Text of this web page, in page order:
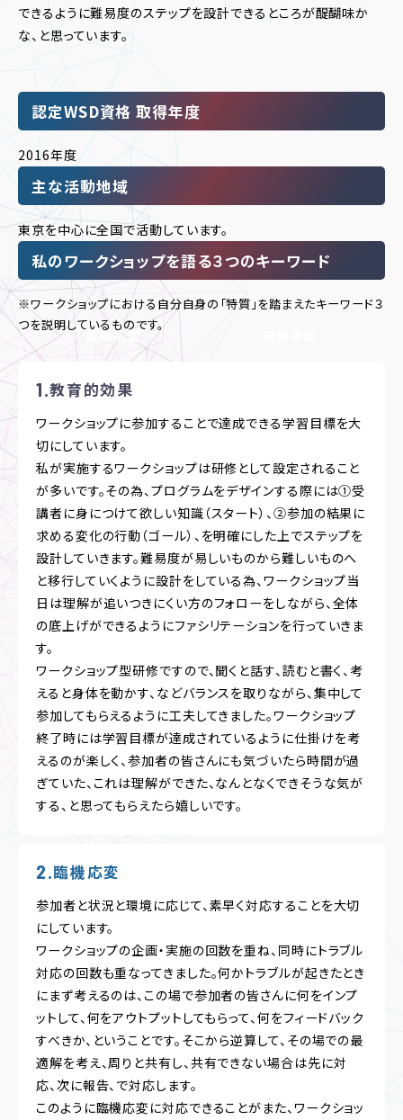
できるように難易度のステップを設計できるところが醍醐味か
な、と思っています。
認定WSD資格 取得年度
2016年度
主な活動地域
東京を中心に全国で活動しています。
私のワークショップを語る３つのキーワード
※ワークショップにおける自分自身の「特質」を踏まえたキーワード３
つを説明しているものです。
臨機応変
教育的効果
ワークショップに参加することで達成できる学習目標を大
切にしています。
私が実施するワークショップは研修として設定されること
が多いです。その為、プログラムをデザインする際には①受
講者に身につけて欲しい知識（スタート）、②参加の結果に
求める変化の行動（ゴール）、を明確にした上でステップを
設計していきます。難易度が易しいものから難しいものへ
と移行していくように設計をしている為、ワークショップ当
日は理解が追いつきにくい方のフォローをしながら、全体
の底上げができるようにファシリテーションを行っていきま
す。
ワークショップ型研修ですので、聞くと話す、読むと書く、考
えると身体を動かす、などバランスを取りながら、集中して
参加してもらえるように工夫してきました。ワークショップ
終了時には学習目標が達成されているように仕掛けを考
えるのが楽しく、参加者の皆さんにも気づいたら時間が過
ぎていた、これは理解ができた、なんとなくできそうな気が
する、と思ってもらえたら嬉しいです。
臨機応変
参加者と状況と環境に応じて、素早く対応することを大切
にしています。
ワークショップの企画・実施の回数を重ね、同時にトラブル
対応の回数も重なってきました。何かトラブルが起きたとき
にまず考えるのは、この場で参加者の皆さんに何をインプ
ットして、何をアウトプットしてもらって、何をフィードバック
すべきか、ということです。そこから逆算して、その場での最
適解を考え、周りと共有し、共有できない場合は先に対
応、次に報告、で対応します。
このように臨機応変に対応できることがまた、ワークショッ